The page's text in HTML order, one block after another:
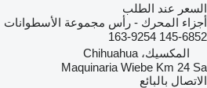
السعر عند الطلب
أجزاء المحرك - رأس مجموعة الأسطوانات
145-6852 163-9254
المكسيك، Chihuahua
Maquinaria Wiebe Km 24 Sa
الاتصال بالبائع